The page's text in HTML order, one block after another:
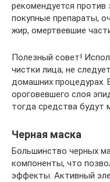
рекомендуется против
покупные препараты,
жир, омертвевшие
Полезный совет!
чистки лица, не
домашних процедурах.
ороговевшего слоя
тогда средства
Черная маска
Большинство черных
компоненты, что
эффекты. Активный